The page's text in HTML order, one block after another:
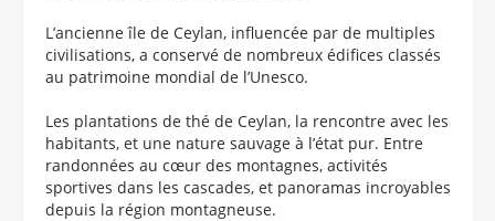
L’ancienne île de Ceylan, influencée par de multiples
civilisations, a conservé de nombreux édifices classés
au patrimoine mondial de l’Unesco.
Les plantations de thé de Ceylan, la rencontre avec les
habitants, et une nature sauvage à l’état pur. Entre
randonnées au cœur des montagnes, activités
sportives dans les cascades, et panoramas incroyables
depuis la région montagneuse.